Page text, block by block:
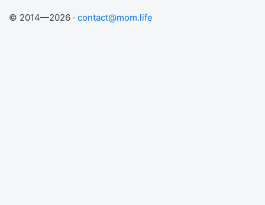
© 2014—2026 · contact@mom.life